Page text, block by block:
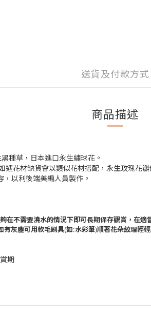
送貨及付款方式
商品描述
種草，日本進口永生繡球花。
花材缺貨會以類似花材搭配，永生玫瑰花
以利後端美編人員製作。
在不需要澆水的情況下即可長期保存觀賞，在適
有灰塵可用軟毛刷具(如:水彩筆)順著花朵紋理輕
期